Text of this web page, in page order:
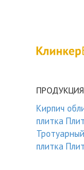
ПРОДУКЦИЯ
Кирпич
плитка
плитка